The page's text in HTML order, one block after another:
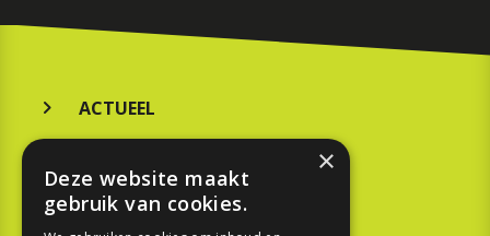
ACTUEEL
KOOPGIDS
×
Deze website maakt
gebruik van cookies.